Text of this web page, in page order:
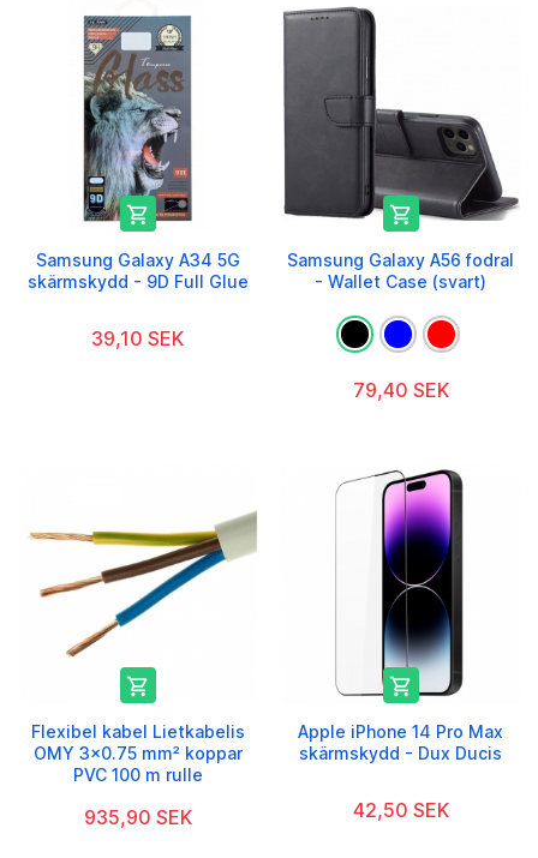

Samsung Galaxy A34 5G
skärmskydd - 9D Full Glue
39,10 SEK

Samsung Galaxy A56 fodral
- Wallet Case (svart)
79,40 SEK

Flexibel kabel Lietkabelis
OMY 3x0.75 mm² koppar
PVC 100 m rulle
935,90 SEK

Apple iPhone 14 Pro Max
skärmskydd - Dux Ducis
42,50 SEK